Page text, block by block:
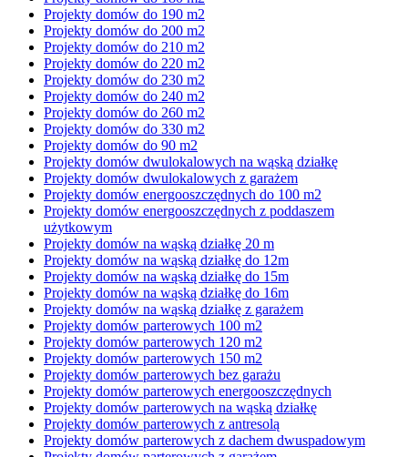
Projekty domów do 190 m2
Projekty domów do 200 m2
Projekty domów do 210 m2
Projekty domów do 220 m2
Projekty domów do 230 m2
Projekty domów do 240 m2
Projekty domów do 260 m2
Projekty domów do 330 m2
Projekty domów do 90 m2
Projekty domów dwulokalowych na wąską działkę
Projekty domów dwulokalowych z garażem
Projekty domów energooszczędnych do 100 m2
Projekty domów energooszczędnych z poddaszem
użytkowym
Projekty domów na wąską działkę 20 m
Projekty domów na wąską działkę do 12m
Projekty domów na wąską działkę do 15m
Projekty domów na wąską działkę do 16m
Projekty domów na wąską działkę z garażem
Projekty domów parterowych 100 m2
Projekty domów parterowych 120 m2
Projekty domów parterowych 150 m2
Projekty domów parterowych bez garażu
Projekty domów parterowych energooszczędnych
Projekty domów parterowych na wąską działkę
Projekty domów parterowych z antresolą
Projekty domów parterowych z dachem dwuspadowym